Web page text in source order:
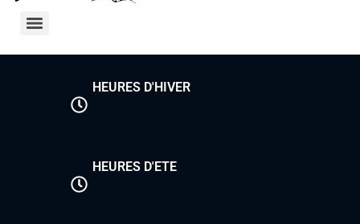
HEURES D'HIVER
HEURES D'ETE